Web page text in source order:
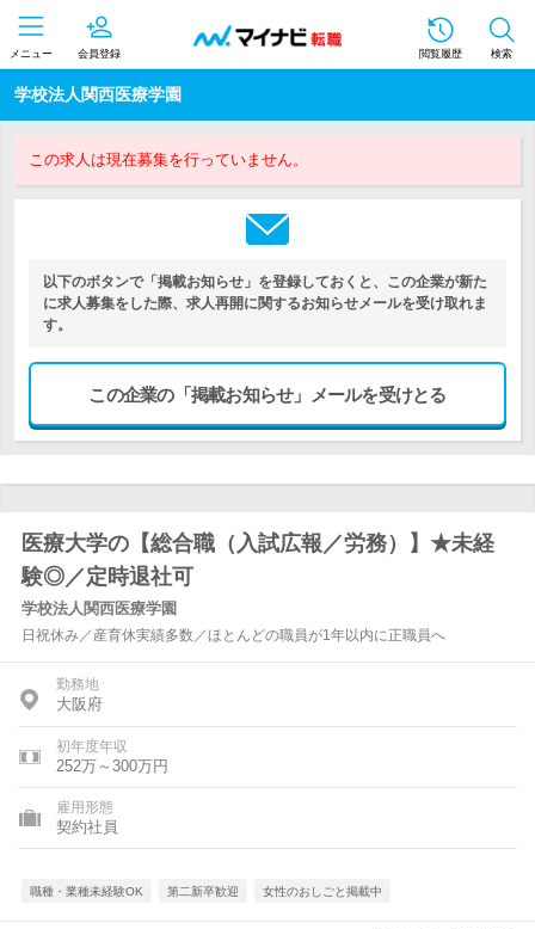
メニュー 会員登録 閲覧履歴 検索
学校法人関西医療学園
この求人は現在募集を行っていません。
以下のボタンで「掲載お知らせ」を登録しておくと、この企業が新た
に求人募集をした際、求人再開に関するお知らせメールを受け取れま
す。
この企業の「掲載お知らせ」メールを受けとる
医療大学の【総合職（入試広報／労務）】★未経
験◎／定時退社可
学校法人関西医療学園
日祝休み／産育休実績多数／ほとんどの職員が1年以内に正職員へ
勤務地
大阪府
初年度年収
252万～300万円
雇用形態
契約社員
職種・業種未経験OK 第二新卒歓迎 女性のおしごと掲載中